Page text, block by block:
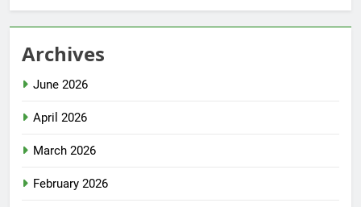
Archives
June 2026
April 2026
March 2026
February 2026